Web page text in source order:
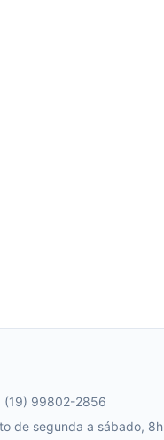
(19) 99802-2856
de segunda a sábado, 8h